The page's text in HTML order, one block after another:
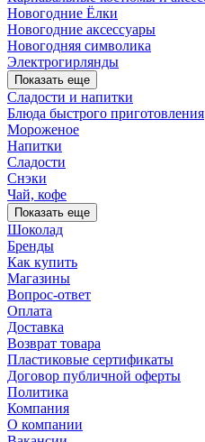
Новогодние Ёлки
Новогодние аксессуары
Новогодняя символика
Электрогирлянды
Показать еще
Сладости и напитки
Блюда быстрого приготовления
Мороженое
Напитки
Сладости
Снэки
Чай, кофе
Показать еще
Шоколад
Бренды
Как купить
Магазины
Вопрос-ответ
Оплата
Доставка
Возврат товара
Пластиковые сертификаты
Договор публичной оферты
Политика
Компания
О компании